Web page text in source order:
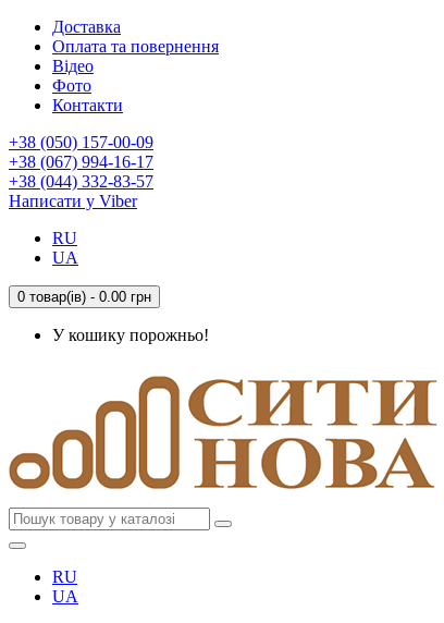
Доставка
Оплата та повернення
Відео
Фото
Контакти
+38 (050) 157-00-09
+38 (067) 994-16-17
+38 (044) 332-83-57
Написати у Viber
RU
UA
0 товар(ів) - 0.00 грн
У кошику порожньо!
RU
UA